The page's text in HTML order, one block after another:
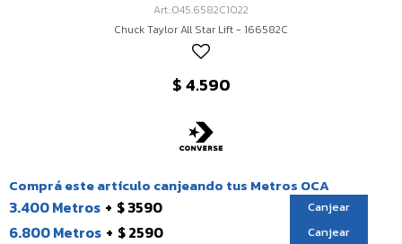
045.6582C1022
Chuck Taylor All Star Lift - 166582C
$4.590
Comprá este artículo canjeando tus Metros OCA
3.400 Metros $ 3590 Canjear
6.800 Metros $ 2590 Canjear